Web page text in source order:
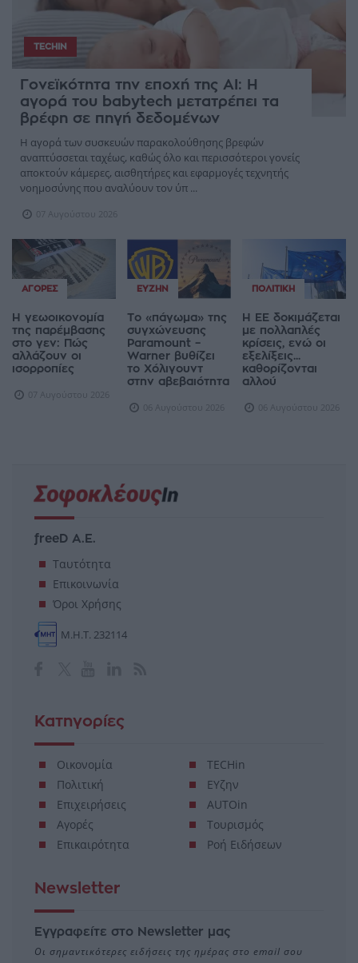
TECHIN
Γονεϊκότητα την εποχή της AI: Η
αγορά του babytech μετατρέπει τα
βρέφη σε πηγή δεδομένων
Η αγορά των συσκευών παρακολούθησης βρεφών
αναπτύσσεται ταχέως, καθώς όλο και περισσότεροι γονείς
αποκτούν κάμερες, αισθητήρες και εφαρμογές τεχνητής
νοημοσύνης που αναλύουν τον ύπ ...
07 Αυγούστου 2026
ΑΓΟΡΈΣ
Η γεωοικονομία
της παρέμβασης
στο γεν: Πώς
αλλάζουν οι
ισορροπίες
07 Αυγούστου 2026
ΕΥΖΗΝ
Το «πάγωμα» της
συγχώνευσης
Paramount –
Warner βυθίζει
το Χόλιγουντ
στην αβεβαιότητα
06 Αυγούστου 2026
ΠΟΛΙΤΙΚΉ
Η ΕΕ δοκιμάζεται
με πολλαπλές
κρίσεις, ενώ οι
εξελίξεις...
καθορίζονται
αλλού
06 Αυγούστου 2026
freeD Α.Ε.
Ταυτότητα
Επικοινωνία
Όροι Χρήσης
Μ.Η.Τ. 232114
Κατηγορίες
Οικονομία
Πολιτική
Επιχειρήσεις
Αγορές
Επικαιρότητα
TECHin
ΕΥζην
AUTOin
Τουρισμός
Ροή Ειδήσεων
Newsletter
Εγγραφείτε στο Newsletter μας
Οι σημαντικότερες ειδήσεις της ημέρας στο email σου